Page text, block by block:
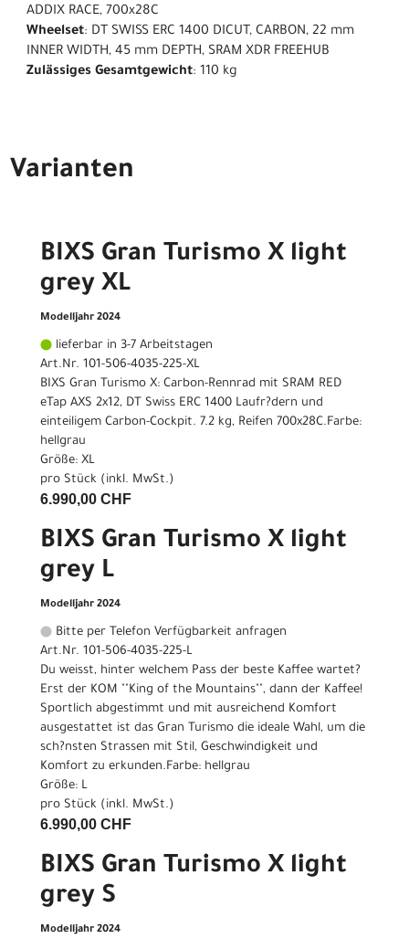
ADDIX RACE, 700x28C
Wheelset: DT SWISS ERC 1400 DICUT, CARBON, 22 mm
INNER WIDTH, 45 mm DEPTH, SRAM XDR FREEHUB
Zulässiges Gesamtgewicht: 110 kg
Varianten
BIXS Gran Turismo X light
grey XL
Modelljahr 2024
lieferbar in 3-7 Arbeitstagen
Art.Nr. 101-506-4035-225-XL
BIXS Gran Turismo X: Carbon-Rennrad mit SRAM RED
eTap AXS 2x12, DT Swiss ERC 1400 Laufr?dern und
einteiligem Carbon-Cockpit. 7.2 kg, Reifen 700x28C.Farbe:
hellgrau
Größe: XL
pro Stück (inkl. MwSt.)
6.990,00 CHF
BIXS Gran Turismo X light
grey L
Modelljahr 2024
Bitte per Telefon Verfügbarkeit anfragen
Art.Nr. 101-506-4035-225-L
Du weisst, hinter welchem Pass der beste Kaffee wartet?
Erst der KOM ""King of the Mountains"", dann der Kaffee!
Sportlich abgestimmt und mit ausreichend Komfort
ausgestattet ist das Gran Turismo die ideale Wahl, um die
sch?nsten Strassen mit Stil, Geschwindigkeit und
Komfort zu erkunden.Farbe: hellgrau
Größe: L
pro Stück (inkl. MwSt.)
6.990,00 CHF
BIXS Gran Turismo X light
grey S
Modelljahr 2024